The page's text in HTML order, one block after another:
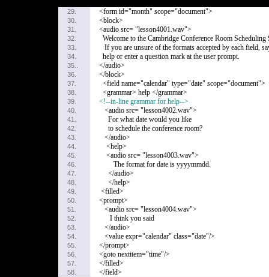
29. <form id="month" scope="document">
30. <block>
31. <audio src= "lesson4001.wav">
32. Welcome to the Cambridge Conference Room Scheduling
33. If you are unsure of the formats accepted by each field,
34. help or enter a question mark at the user prompt.
35.. </audio>
36. </block>
37. <field name="calendar" type="date" scope="document">
38. <grammar> help </grammar>
39. <!--in-line grammar for help-->
40. <audio src= "lesson4002.wav">
41. For what date would you like
42. to schedule the conference room?
43. </audio>
44. <help>
45. <audio src= "lesson4003.wav">
46. The format for date is yyyymmdd.
47. </audio>
48. </help>
49. <filled>
50. <prompt>
51. <audio src= "lesson4004.wav">
52. I think you said
53. </audio>
54. <value expr="calendar" class="date"/>
55. </prompt>
56. <goto nextitem="time"/>
57. </filled>
58. </field>